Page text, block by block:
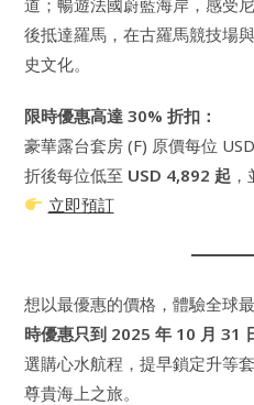
後抵達羅馬，在古羅馬競技場
史文化。
限時優惠高達 30% 折扣：
豪華露台套房 (F) 原價每位
折後每位低至 USD 4,892 起
立即預訂
想以最優惠的價格，體驗全球
時優惠只到 2025 年 10 月 31
選購心水航程，提早鎖定升等
尊貴海上之旅。